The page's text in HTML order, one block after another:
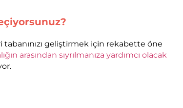
geliştirmek için rekabette öne
arasından sıyrılmanıza yardımcı olacak